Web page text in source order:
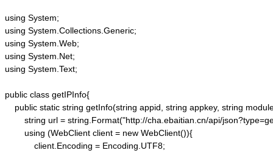
using System;
using System.Collections.Generic;
using System.Web;
using System.Net;
using System.Text;
public class getIPInfo{
public static string getInfo(string appid, string appkey, string
string url = string.Format("http://cha.ebaitian.cn/api/
        using (WebClient client = new WebClient()){
            client.Encoding = Encoding.UTF8;